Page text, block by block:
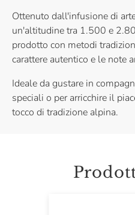
Ottenuto dall'infusione di
un'altitudine tra 1.500 e
prodotto con metodi
carattere autentico e le note
Ideale da gustare in
speciali o per arricchire il
tocco di tradizione alpina.